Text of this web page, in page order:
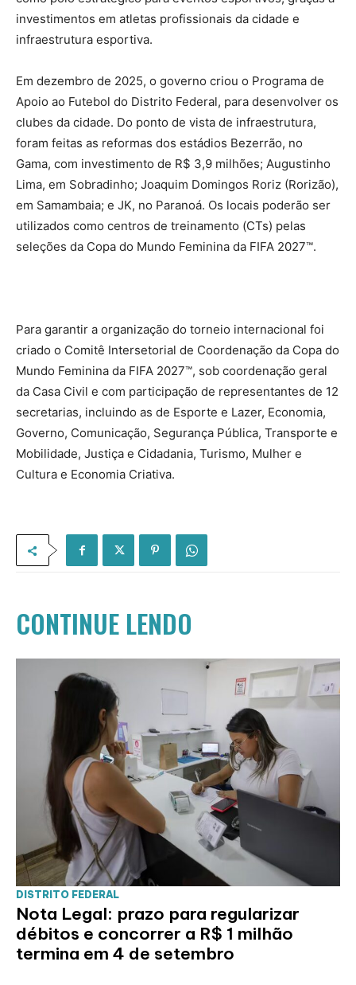
investimentos em atletas profissionais da cidade e
infraestrutura esportiva.
Em dezembro de 2025, o governo criou o Programa de
Apoio ao Futebol do Distrito Federal, para desenvolver os
clubes da cidade. Do ponto de vista de infraestrutura,
foram feitas as reformas dos estádios Bezerrão, no
Gama, com investimento de R$ 3,9 milhões; Augustinho
Lima, em Sobradinho; Joaquim Domingos Roriz (Rorizão),
em Samambaia; e JK, no Paranoá. Os locais poderão ser
utilizados como centros de treinamento (CTs) pelas
seleções da Copa do Mundo Feminina da FIFA 2027™.
Para garantir a organização do torneio internacional foi
criado o Comitê Intersetorial de Coordenação da Copa do
Mundo Feminina da FIFA 2027™, sob coordenação geral
da Casa Civil e com participação de representantes de 12
secretarias, incluindo as de Esporte e Lazer, Economia,
Governo, Comunicação, Segurança Pública, Transporte e
Mobilidade, Justiça e Cidadania, Turismo, Mulher e
Cultura e Economia Criativa.
CONTINUE LENDO
DISTRITO FEDERAL
Nota Legal: prazo para regularizar
débitos e concorrer a R$ 1 milhão
termina em 4 de setembro